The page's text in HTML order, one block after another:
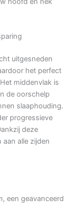
uitgesneden
het perfect
middenvlak is
de oorschelp
slaaphouding.
progressieve
deze
alle zijden
een geavanceerd